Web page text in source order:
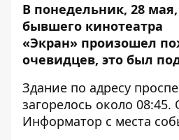
В понедельник, 28
бывшего кинотеатра
«Экран» произошел
очевидцев, это был
Здание по адресу
загорелось около
Информатор с места